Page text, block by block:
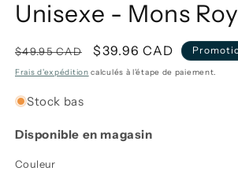
Unisexe - Mons
Prix
habituel
$49.95 CAD
Prix
promotionnel
$39.96 CAD
Frais d'expédition calculés à l'étape de paiement.
Stock bas
Disponible en magasin
Couleur